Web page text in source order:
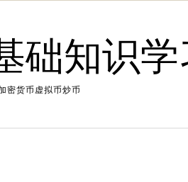
础知识
密货币虚拟币炒币